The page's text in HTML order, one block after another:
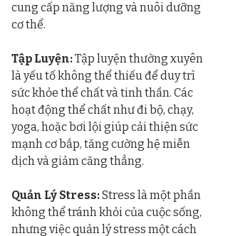
cung cấp năng lượng và nuôi dưỡng
cơ thể.
Tập Luyện: Tập luyện thường xuyên
là yếu tố không thể thiếu để duy trì
sức khỏe thể chất và tinh thần. Các
hoạt động thể chất như đi bộ, chạy,
yoga, hoặc bơi lội giúp cải thiện sức
mạnh cơ bắp, tăng cường hệ miễn
dịch và giảm căng thẳng.
Quản Lý Stress: Stress là một phần
không thể tránh khỏi của cuộc sống,
nhưng việc quản lý stress một cách